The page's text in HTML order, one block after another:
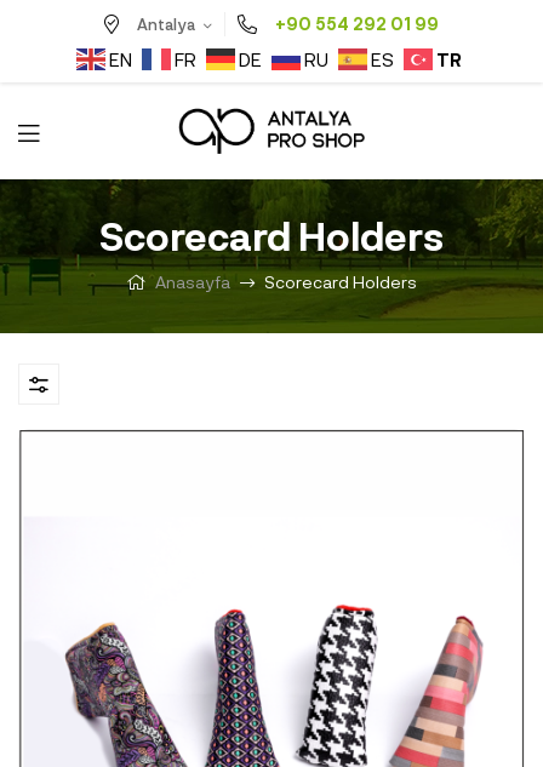
Antalya +90 554 292 01 99
EN FR DE RU ES TR
Scorecard Holders
Anasayfa Scorecard Holders